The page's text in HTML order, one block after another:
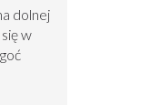
dolnej
w